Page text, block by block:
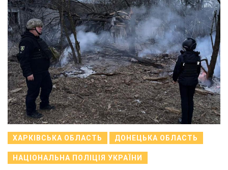
ХАРКІВСЬКА ОБЛАСТЬ ДОНЕЦЬКА ОБЛАСТЬ
НАЦІОНАЛЬНА ПОЛІЦІЯ УКРАЇНИ